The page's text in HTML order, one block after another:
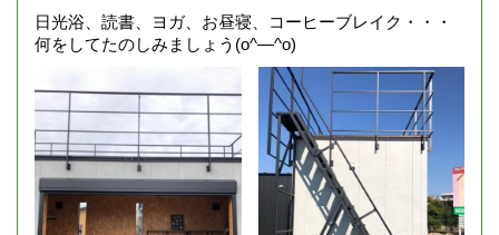
日光浴、読書、ヨガ、お昼寝、コーヒーブレイク・・・
何をしてたのしみましょう(o^―^o)